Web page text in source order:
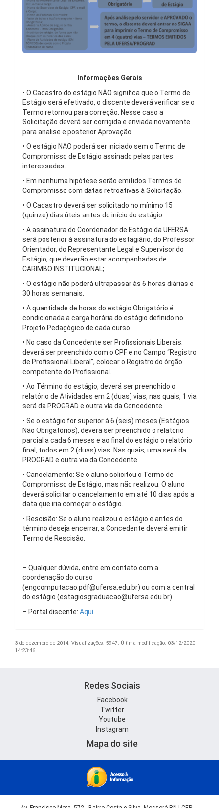
Informações Gerais
• O Cadastro do estágio NÃO significa que o Termo de
Estágio será efetivado, o discente deverá verificar se o
Termo retornou para correção. Nesse caso a
Solicitação deverá ser corrigida e enviada novamente
para analise e posterior Aprovação.
• O estágio NÃO poderá ser iniciado sem o Termo de
Compromisso de Estágio assinado pelas partes
interessadas.
• Em nenhuma hipótese serão emitidos Termos de
Compromisso com datas retroativas à Solicitação.
• O Cadastro deverá ser solicitado no mínimo 15
(quinze) dias úteis antes do início do estágio.
• A assinatura do Coordenador de Estágio da UFERSA
será posterior à assinatura do estagiário, do Professor
Orientador, do Representante Legal e Supervisor do
Estágio, que deverão estar acompanhadas de
CARIMBO INSTITUCIONAL;
• O estágio não poderá ultrapassar às 6 horas diárias e
30 horas semanais.
• A quantidade de horas do estágio Obrigatório é
condicionada a carga horária do estágio definido no
Projeto Pedagógico de cada curso.
• No caso da Concedente ser Profissionais Liberais:
deverá ser preenchido com o CPF e no Campo “Registro
de Profissional Liberal”, colocar o Registro do órgão
competente do Profissional.
• Ao Término do estágio, deverá ser preenchido o
relatório de Atividades em 2 (duas) vias, nas quais, 1 via
será da PROGRAD e outra via da Concedente.
• Se o estágio for superior à 6 (seis) meses (Estágios
Não Obrigatórios), deverá ser preenchido o relatório
parcial a cada 6 meses e ao final do estágio o relatório
final, todos em 2 (duas) vias. Nas quais, uma será da
PROGRAD e outra via da Concedente.
• Cancelamento: Se o aluno solicitou o Termo de
Compromisso de Estágio, mas não realizou. O aluno
deverá solicitar o cancelamento em até 10 dias após a
data que iria começar o estágio.
• Rescisão: Se o aluno realizou o estágio e antes do
término deseja encerrar, a Concedente deverá emitir
Termo de Rescisão.
– Qualquer dúvida, entre em contato com a
coordenação do curso
(engcomputacao.pdf@ufersa.edu.br) ou com a central
do estágio (estagiosgraduacao@ufersa.edu.br).
– Portal discente: Aqui
3 de dezembro de 2014. Visualizações: 5947. Última modificação: 03/12/2020
14:23:46
Redes Sociais
Facebook
Twitter
Youtube
Instagram
Mapa do site